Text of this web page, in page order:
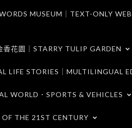
MUSEUM｜TEXT-ONLY
香花園｜STARRY TULIP GARDEN
LIFE STORIES｜MULTILINGUAL
WORLD．SPORTS & VEHICLES
THE 21ST CENTURY